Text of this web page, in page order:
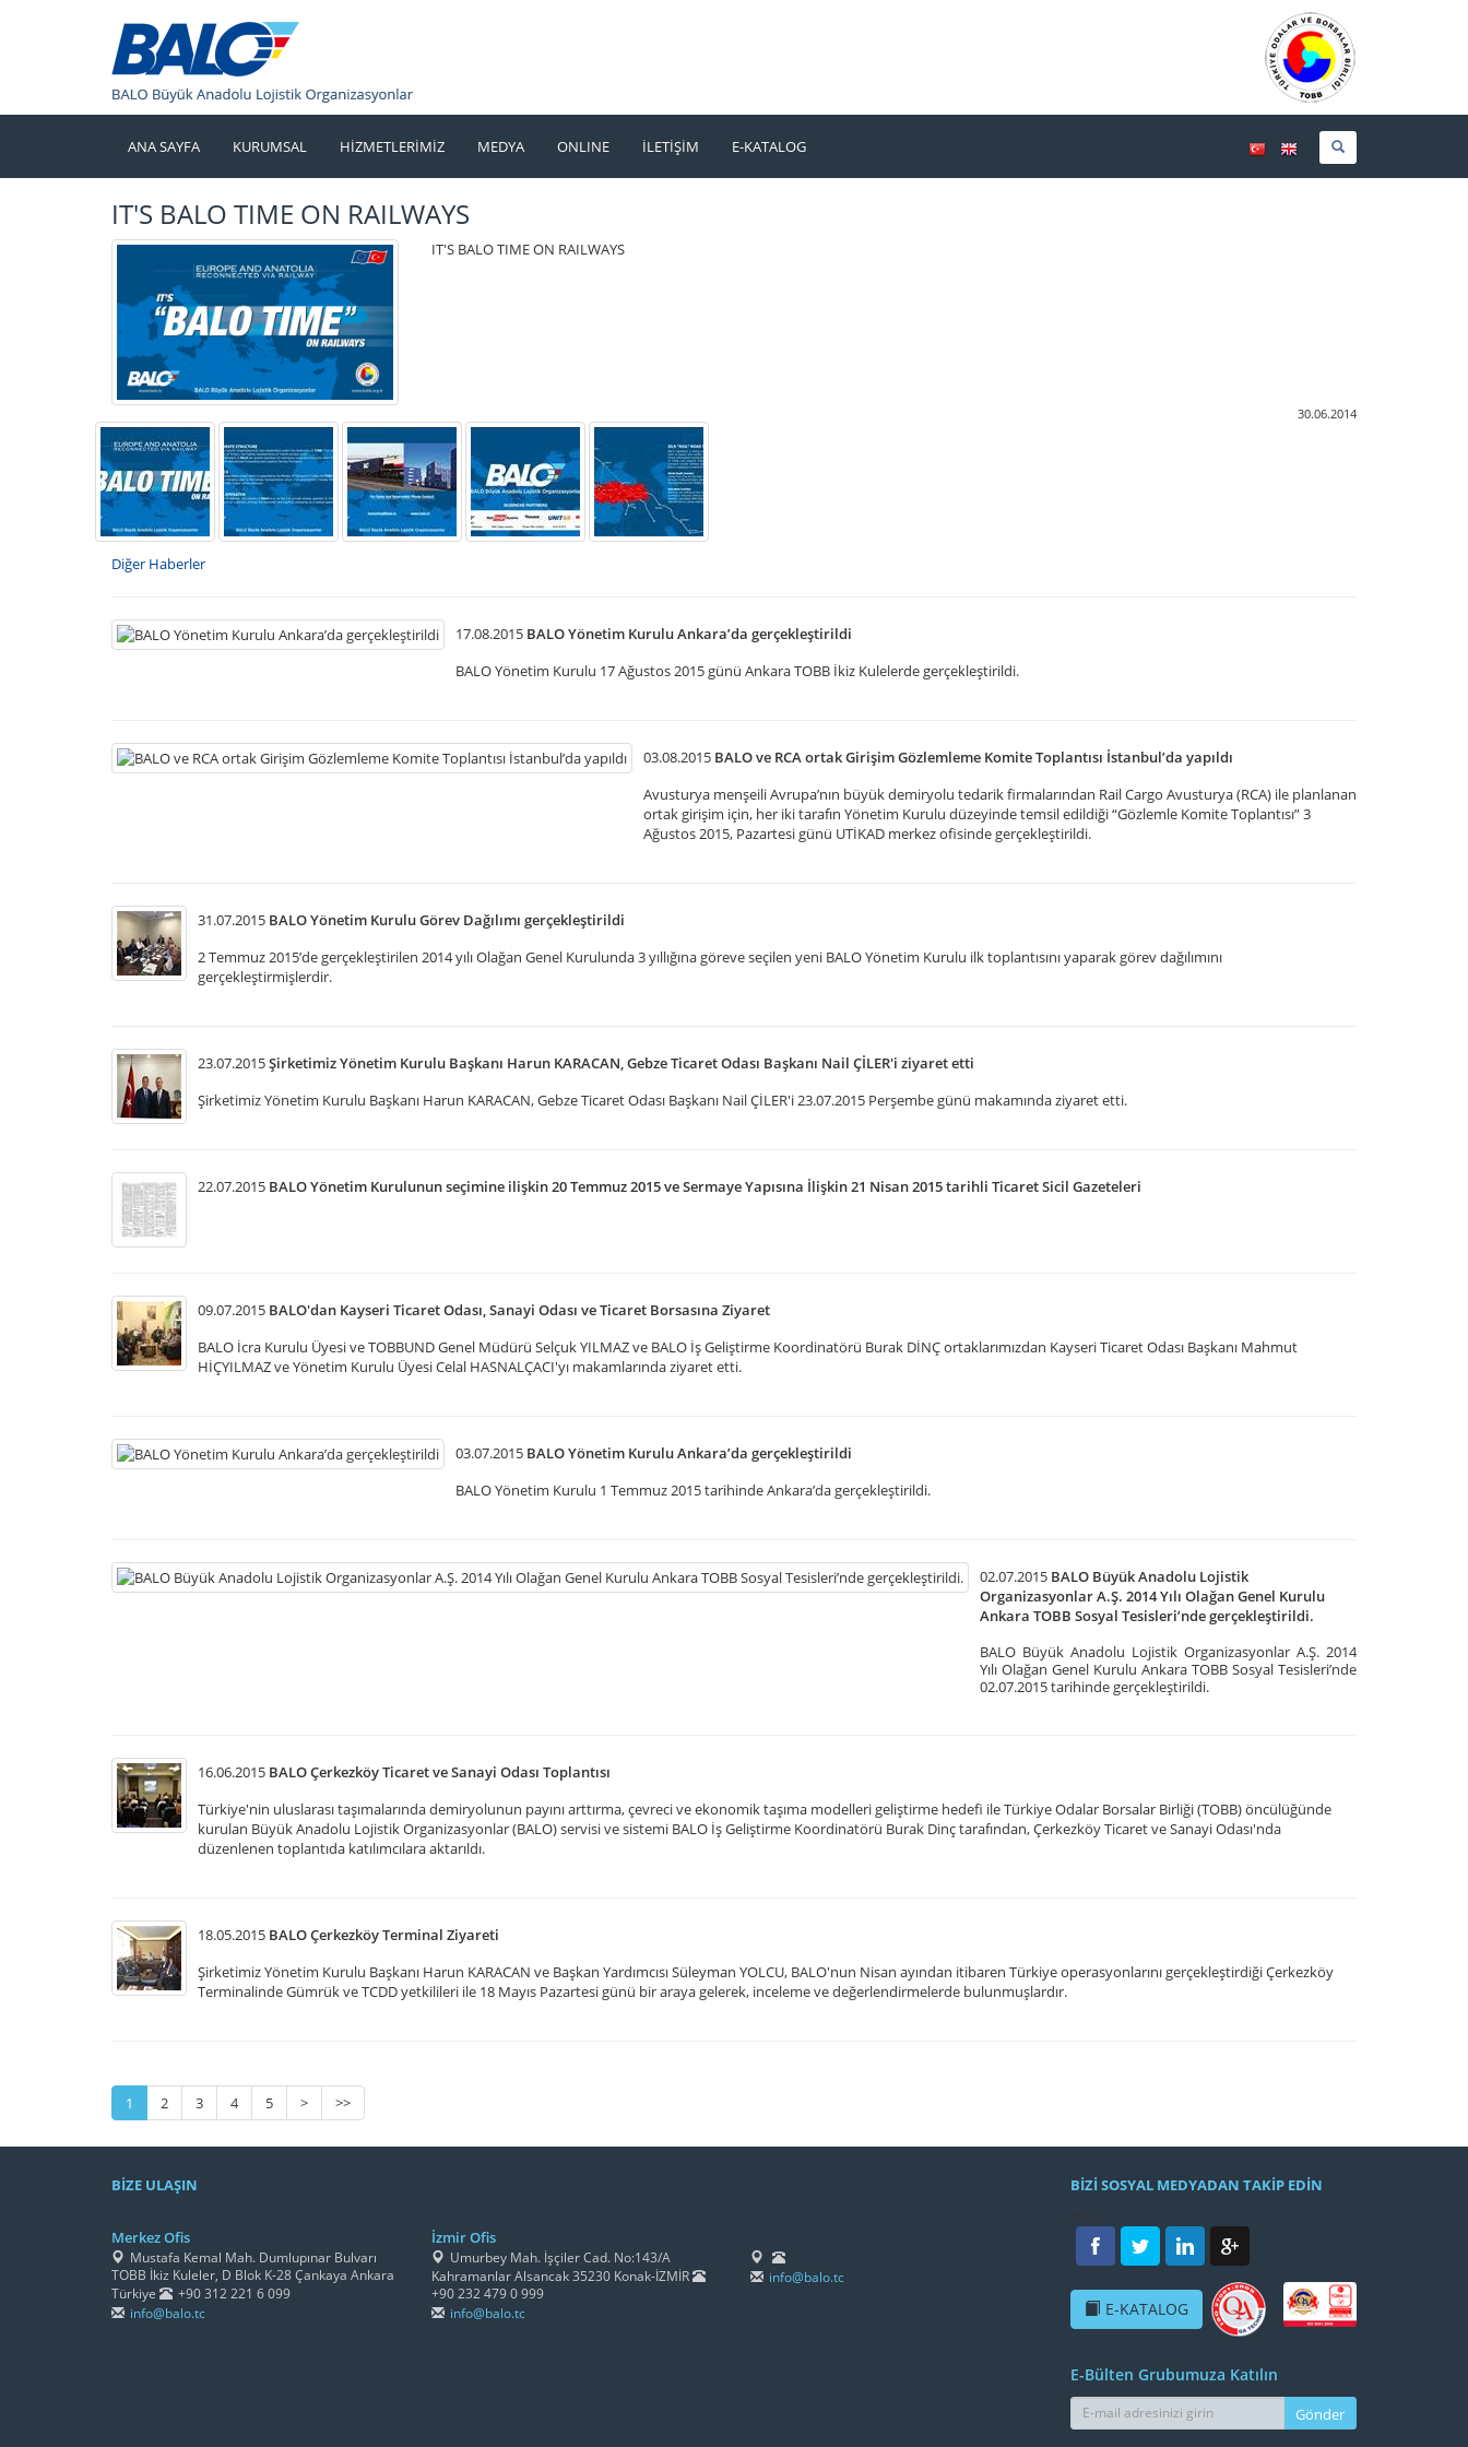
ANA SAYFA KURUMSAL HİZMETLERİMİZ MEDYA ONLINE İLETİŞİM E-KATALOG
TÜRKÇEENGLISH
IT'S BALO TIME ON RAILWAYS
IT'S BALO TIME ON RAILWAYS
30.06.2014
Diğer Haberler
17.08.2015 BALO Yönetim Kurulu Ankara’da gerçekleştirildi
BALO Yönetim Kurulu 17 Ağustos 2015 günü Ankara TOBB İkiz Kulelerde gerçekleştirildi.
03.08.2015 BALO ve RCA ortak Girişim Gözlemleme Komite Toplantısı İstanbul’da yapıldı
Avusturya menşeili Avrupa’nın büyük demiryolu tedarik firmalarından Rail Cargo Avusturya (RCA) ile planlanan
ortak girişim için, her iki tarafın Yönetim Kurulu düzeyinde temsil edildiği “Gözlemle Komite Toplantısı” 3
Ağustos 2015, Pazartesi günü UTİKAD merkez ofisinde gerçekleştirildi.
31.07.2015 BALO Yönetim Kurulu Görev Dağılımı gerçekleştirildi
2 Temmuz 2015’de gerçekleştirilen 2014 yılı Olağan Genel Kurulunda 3 yıllığına göreve seçilen yeni BALO Yönetim Kurulu ilk toplantısını yaparak görev dağılımını
gerçekleştirmişlerdir.
23.07.2015Şirketimiz Yönetim Kurulu Başkanı Harun KARACAN, Gebze Ticaret Odası Başkanı Nail ÇİLER'i ziyaret etti
Şirketimiz Yönetim Kurulu Başkanı Harun KARACAN, Gebze Ticaret Odası Başkanı Nail ÇİLER'i 23.07.2015 Perşembe günü makamında ziyaret etti.
22.07.2015 BALO Yönetim Kurulunun seçimine ilişkin 20 Temmuz 2015 ve Sermaye Yapısına İlişkin 21 Nisan 2015 tarihli Ticaret Sicil Gazeteleri
09.07.2015 BALO'dan Kayseri Ticaret Odası, Sanayi Odası ve Ticaret Borsasına Ziyaret
BALO İcra Kurulu Üyesi ve TOBBUND Genel Müdürü Selçuk YILMAZ ve BALO İş Geliştirme Koordinatörü Burak DİNÇ ortaklarımızdan Kayseri Ticaret Odası Başkanı Mahmut
HİÇYILMAZ ve Yönetim Kurulu Üyesi Celal HASNALÇACI'yı makamlarında ziyaret etti.
03.07.2015 BALO Yönetim Kurulu Ankara’da gerçekleştirildi
BALO Yönetim Kurulu 1 Temmuz 2015 tarihinde Ankara’da gerçekleştirildi.
02.07.2015 BALO Büyük Anadolu Lojistik
Organizasyonlar A.Ş. 2014 Yılı Olağan Genel Kurulu
Ankara TOBB Sosyal Tesisleri’nde gerçekleştirildi.
BALO Büyük Anadolu Lojistik Organizasyonlar A.Ş. 2014
Yılı Olağan Genel Kurulu Ankara TOBB Sosyal Tesisleri’nde
02.07.2015 tarihinde gerçekleştirildi.​
16.06.2015 BALO Çerkezköy Ticaret ve Sanayi Odası Toplantısı
Türkiye'nin uluslarası taşımalarında demiryolunun payını arttırma, çevreci ve ekonomik taşıma modelleri geliştirme hedefi ile Türkiye Odalar Borsalar Birliği (TOBB) öncülüğünde
kurulan Büyük Anadolu Lojistik Organizasyonlar (BALO) servisi ve sistemi BALO İş Geliştirme Koordinatörü Burak Dinç tarafından, Çerkezköy Ticaret ve Sanayi Odası'nda
düzenlenen toplantıda katılımcılara aktarıldı.
18.05.2015 BALO Çerkezköy Terminal Ziyareti
Şirketimiz Yönetim Kurulu Başkanı Harun KARACAN ve Başkan Yardımcısı Süleyman YOLCU, BALO'nun Nisan ayından itibaren Türkiye operasyonlarını gerçekleştirdiği Çerkezköy
Terminalinde Gümrük ve TCDD yetkilileri ile 18 Mayıs Pazartesi günü bir araya gelerek, inceleme ve değerlendirmelerde bulunmuşlardır.
1 2 3 4 5 > >>
BİZE ULAŞIN
BİZİ SOSYAL MEDYADAN TAKİP EDİN
Merkez Ofis
Mustafa Kemal Mah. Dumlupınar Bulvarı
TOBB İkiz Kuleler, D Blok K-28 Çankaya Ankara
Türkiye
+90 312 221 6 099
info@balo.tc
İzmir Ofis
Umurbey Mah. İşçiler Cad. No:143/A
Kahramanlar Alsancak 35230 Konak-İZMİR
+90 232 479 0 999
info@balo.tc
info@balo.tc
E-KATALOG
E-Bülten Grubumuza Katılın
Gönder